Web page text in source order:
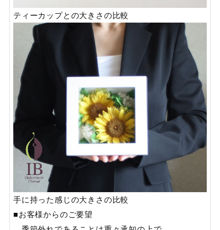
ティーカップとの大きさの比較
手に持った感じの大きさの比較
■お客様からのご要望